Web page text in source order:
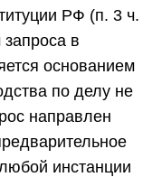
РФ (п. 3 ч.
в
основанием
по делу не
направлен
инстанции